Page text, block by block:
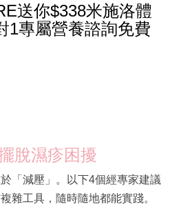
送你$338米施洛體
1專屬營養諮詢免費
脫濕疹困擾
「減壓」。以下4個經專家建議
雜工具，隨時隨地都能實踐。